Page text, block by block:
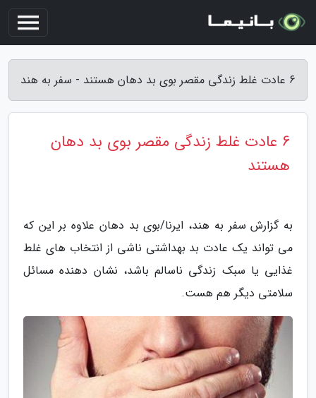
6 عادت غلط زندگی مقصر بوی بد دهان هستند - سفر به هند
6 عادت غلط زندگی مقصر بوی بد دهان
هستند
به گزارش سفر به هند، ایرنا/بوی بد دهان علاوه بر این که
می تواند یک عادت بد بهداشتی ناشی از انتخاب های غلط
غذایی یا سبک زندگی ناسالم باشد، نشان دهنده مسائل
سلامتی دیگر هم هست.